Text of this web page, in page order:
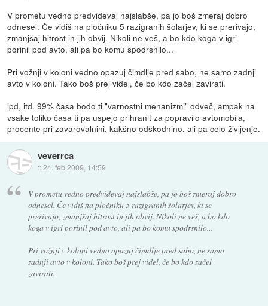
V prometu vedno predvidevaj najslabše, pa jo boš zmeraj dobro
odnesel. Če vidiš na pločniku 5 razigranih šolarjev, ki se prerivajo,
zmanjšaj hitrost in jih obvij. Nikoli ne veš, a bo kdo koga v igri
porinil pod avto, ali pa bo komu spodrsnilo...
Pri vožnji v koloni vedno opazuj čimdlje pred sabo, ne samo zadnji
avto v koloni. Tako boš prej videl, če bo kdo začel zavirati.
ipd, itd. 99% časa bodo ti "varnostni mehanizmi" odveč, ampak na
vsake toliko časa ti pa uspejo prihranit za popravilo avtomobila,
procente pri zavarovalnini, kakšno odškodnino, ali pa celo življenje.
veverrca
::24. feb 2009, 14:59
V prometu vedno predvidevaj najslabše, pa jo boš zmeraj dobro
odnesel. Če vidiš na pločniku 5 razigranih šolarjev, ki se
prerivajo, zmanjšaj hitrost in jih obvij. Nikoli ne veš, a bo kdo
koga v igri porinil pod avto, ali pa bo komu spodrsnilo...
Pri vožnji v koloni vedno opazuj čimdlje pred sabo, ne samo
zadnji avto v koloni. Tako boš prej videl, če bo kdo začel
zavirati.